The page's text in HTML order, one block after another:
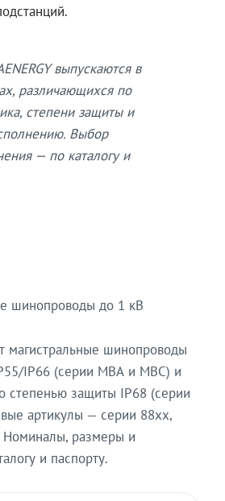
выпускаются в
различающихся по
степени защиты и
Выбор
— по каталогу и
шинопроводы до 1 кВ
магистральные шинопроводы
IP66 (серии МВА и МВС) и
степенью защиты IP68 (серии
артикулы — серии 88xx,
размеры и
и паспорту.